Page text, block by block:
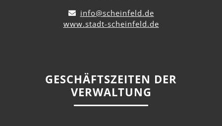
info@scheinfeld.de
www.stadt-scheinfeld.de
GESCHÄFTSZEITEN DER
VERWALTUNG